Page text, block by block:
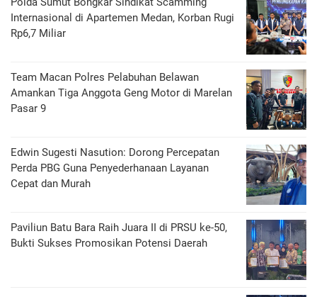
Internasional di Apartemen Medan, Korban Rugi
Rp6,7 Miliar
Team Macan Polres Pelabuhan Belawan
Amankan Tiga Anggota Geng Motor di Marelan
Pasar 9
Edwin Sugesti Nasution: Dorong Percepatan
Perda PBG Guna Penyederhanaan Layanan
Cepat dan Murah
Paviliun Batu Bara Raih Juara II di PRSU ke-50,
Bukti Sukses Promosikan Potensi Daerah